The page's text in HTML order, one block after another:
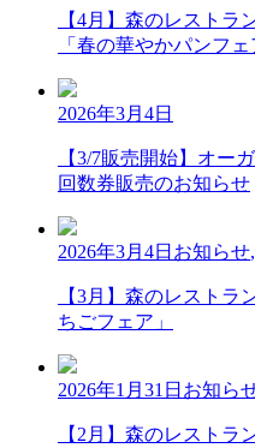
【4月】森のレストラ
「春の華やかパンフェ
2026年3月4日
【3/7販売開始】オー
回数券販売のお知らせ
2026年3月4日 お知らせ,
【3月】森のレストラ
ちごフェア」
2026年1月31日 お知ら
【2月】森のレストラ